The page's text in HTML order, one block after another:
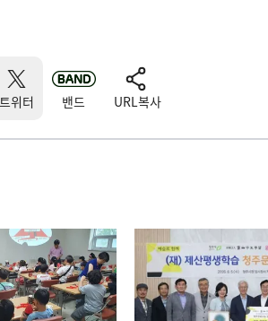
트위터 밴드 URL복사